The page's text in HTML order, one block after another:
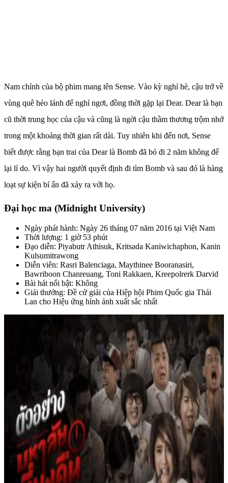
Nam chính của bộ phim mang tên Sense. Vào kỳ nghỉ hè, cậu trở về
vùng quê hẻo lánh để nghỉ ngơi, đồng thời gặp lại Dear. Dear là bạn
cũ thời trung học của cậu và cũng là ngời cậu thầm thương trộm nhớ
trong một khoảng thời gian rất dài. Tuy nhiên khi đến nơi, Sense
biết được rằng bạn trai của Dear là Bomb đã bỏ đi 2 năm không để
lại lí do. Vì vậy hai người quyết định đi tìm Bomb và sau đó là hàng
loạt sự kiện bí ẩn đã xảy ra với họ.
Đại học ma (Midnight University)
Ngày phát hành: Ngày 26 tháng 07 năm 2016 tại Việt Nam
Thời lượng: 1 giờ 53 phút
Đạo diễn: Piyabutr Athisuk, Kritsada Kaniwichaphon, Kanin
Kulsumitrawong
Diễn viên: Rasri Balenciaga, Maythinee Booranasiri,
Bawriboon Chanreuang, Toni Rakkaen, Kreepolrerk Darvid
Bài hát nổi bật: Không
Giải thưởng: Đề cử giải của Hiệp hội Phim Quốc gia Thái
Lan cho Hiệu ứng hình ảnh xuất sắc nhất